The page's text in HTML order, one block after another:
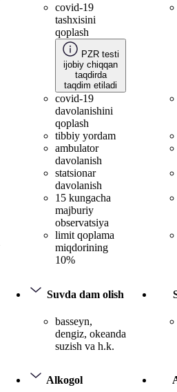
covid-19
tashxisini
qoplash
PZR testi
ijobiy chiqqan
taqdirda
taqdim etiladi
covid-19
davolanishini
qoplash
tibbiy yordam
ambulator
davolanish
statsionar
davolanish
15 kungacha
majburiy
observatsiya
limit qoplama
miqdorining
10%
Suvda dam olish
basseyn,
dengiz, okeanda
suzish va h.k.
Alkogol